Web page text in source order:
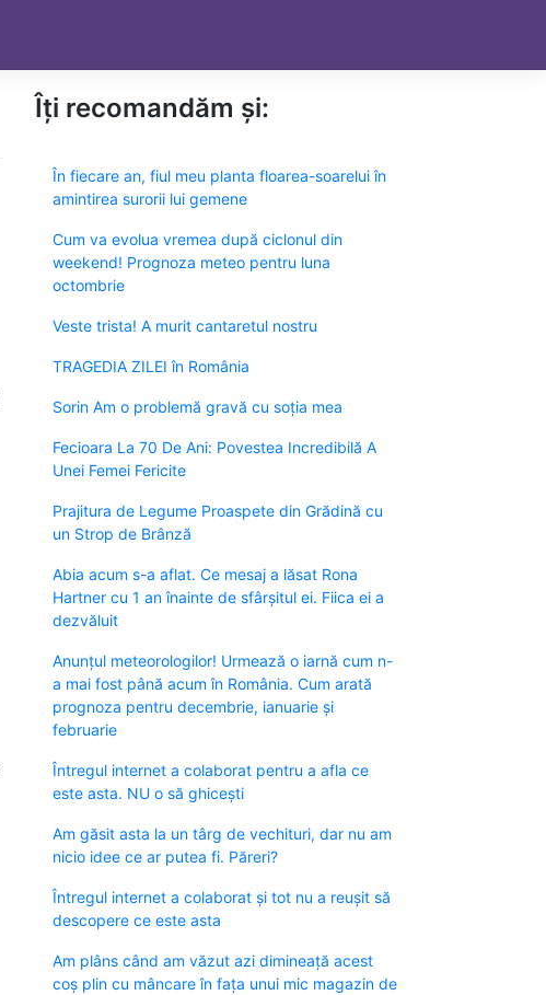
Îți recomandăm și:
În fiecare an, fiul meu planta floarea-soarelui în
amintirea surorii lui gemene
Cum va evolua vremea după ciclonul din
weekend! Prognoza meteo pentru luna
octombrie
Veste trista! A murit cantaretul nostru
TRAGEDIA ZILEI în România
Sorin Am o problemă gravă cu soția mea
Fecioara La 70 De Ani: Povestea Incredibilă A
Unei Femei Fericite
Prajitura de Legume Proaspete din Grădină cu
un Strop de Brânză
Abia acum s-a aflat. Ce mesaj a lăsat Rona
Hartner cu 1 an înainte de sfârșitul ei. Fiica ei a
dezvăluit
Anunțul meteorologilor! Urmează o iarnă cum n-
a mai fost până acum în România. Cum arată
prognoza pentru decembrie, ianuarie și
februarie
Întregul internet a colaborat pentru a afla ce
este asta. NU o să ghicești
Am găsit asta la un târg de vechituri, dar nu am
nicio idee ce ar putea fi. Păreri?
Întregul internet a colaborat și tot nu a reușit să
descopere ce este asta
Am plâns când am văzut azi dimineață acest
coș plin cu mâncare în fața unui mic magazin de